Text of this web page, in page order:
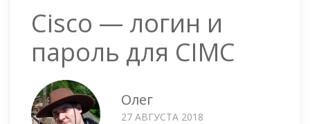
Cisco — логин и
пароль для CIMC
Олег
27 АВГУСТА 2018